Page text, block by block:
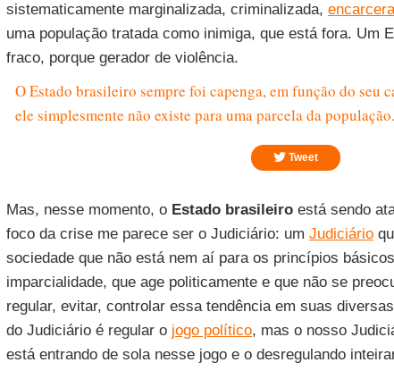
sistematicamente marginalizada, criminalizada,
uma população tratada como inimiga, que está fora. Um
fraco, porque gerador de violência.
O Estado brasileiro sempre foi capenga, em função do seu
ele simplesmente não existe para uma parcela da população.
Tweet
Mas, nesse momento, o Estado brasileiroestá sendo
foco da crise me parece ser o Judiciário: um Judiciário
sociedade que não está nem aí para os princípios
imparcialidade, que age politicamente e que não se
regular, evitar, controlar essa tendência em suas
do Judiciário é regular o jogo político, mas o nosso
está entrando de sola nesse jogo e o desregulando